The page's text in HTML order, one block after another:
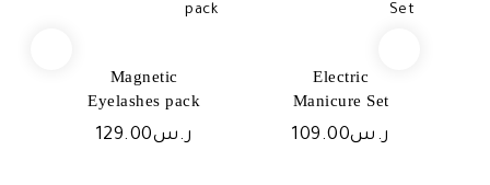
Electric
Manicure Set
ر.س109.00
Magnetic
Eyelashes pack
ر.س129.00